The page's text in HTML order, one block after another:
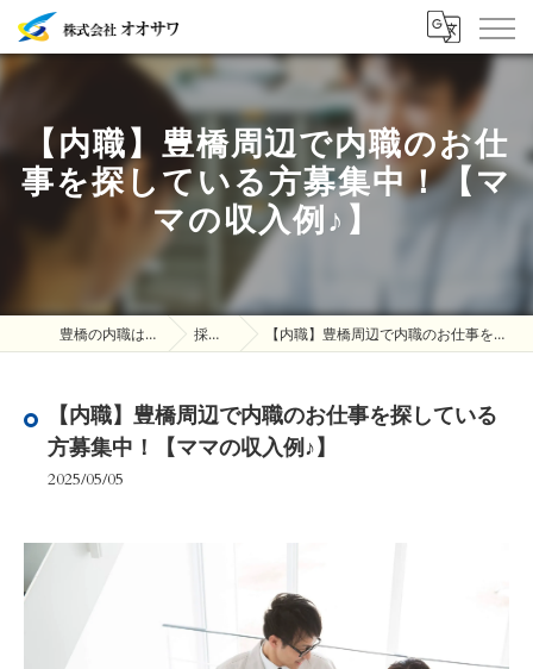
【内職】豊橋周辺で内職のお仕
事を探している方募集中！【マ
マの収入例♪】
豊橋の内職は株式会社オオサワ 採用ブログ 【内職】豊橋周辺で内職のお仕事を探している方募集中！【ママの収入例♪】
【内職】豊橋周辺で内職のお仕事を探している
方募集中！【ママの収入例♪】
2025/05/05